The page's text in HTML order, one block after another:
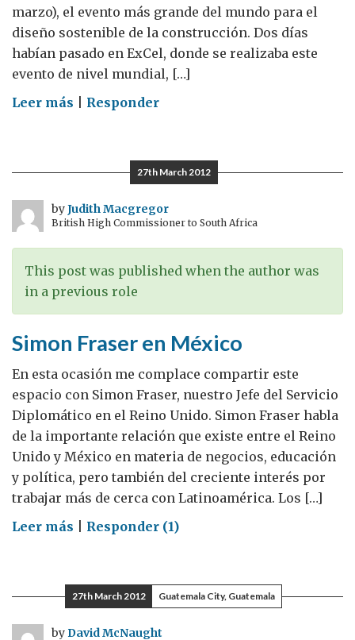
marzo), el evento más grande del mundo para el
diseño sostenible de la construcción. Dos días
habían pasado en ExCel, donde se realizaba este
evento de nivel mundial, […]
Leer más on
productos
soluciones
rentables
y
de
bajas
carbono
Responder
27th March 2012
byJudith Macgregor
British High Commissioner to South Africa
This post was published when the author was
in a previous role
Simon Fraser en México
En esta ocasión me complace compartir este
espacio con Simon Fraser, nuestro Jefe del Servicio
Diplomático en el Reino Unido. Simon Fraser habla
de la importante relación que existe entre el Reino
Unido y México en materia de negocios, educación
y política, pero también del creciente interés por
trabajar más de cerca con Latinoamérica. Los […]
Leer más on
en
México
Responder (1)
27th March 2012 Guatemala City, Guatemala
byDavid McNaught